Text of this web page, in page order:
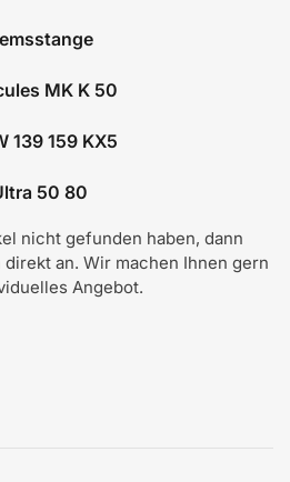
MK K 50
139 159 KX5
50 80
nicht gefunden haben, dann
an. Wir machen Ihnen gern
Angebot.